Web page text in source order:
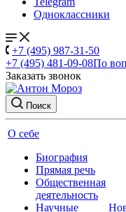
Одноклассники
+7 (495) 987-31-50
+7 (495) 481-09-08По
Заказать звонок
Поиск
О себе
Биография
Прямая речь
Общественная
деятельность
Научные